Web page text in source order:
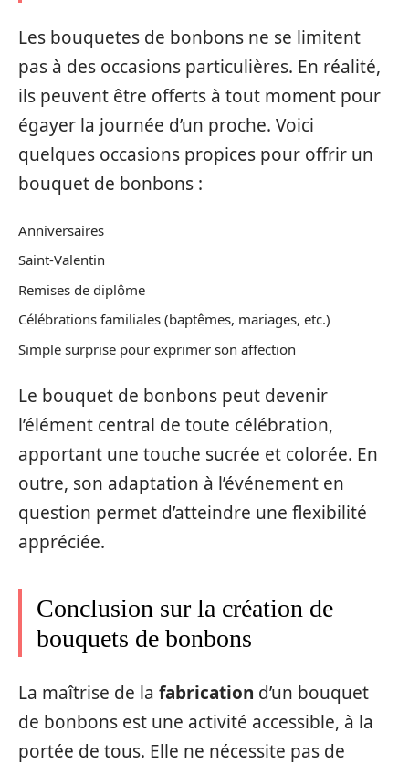
Les bouquetes de bonbons ne se limitent
pas à des occasions particulières. En réalité,
ils peuvent être offerts à tout moment pour
égayer la journée d’un proche. Voici
quelques occasions propices pour offrir un
bouquet de bonbons :
Anniversaires
Saint-Valentin
Remises de diplôme
Célébrations familiales (baptêmes, mariages, etc.)
Simple surprise pour exprimer son affection
Le bouquet de bonbons peut devenir
l’élément central de toute célébration,
apportant une touche sucrée et colorée. En
outre, son adaptation à l’événement en
question permet d’atteindre une flexibilité
appréciée.
Conclusion sur la création de
bouquets de bonbons
La maîtrise de la fabrication d’un bouquet
de bonbons est une activité accessible, à la
portée de tous. Elle ne nécessite pas de